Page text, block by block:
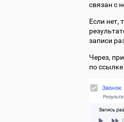
связан с
Если нет,
записи
Через,
по